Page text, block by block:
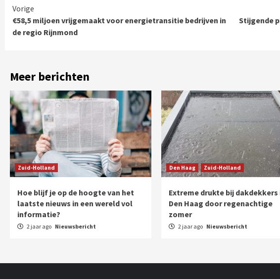
Continue
Reading
Vorige
€58,5 miljoen vrijgemaakt voor energietransitie bedrijven in
de regio Rijnmond
Stijgende
Meer berichten
Zuid-Holland
Hoe blijf je op de hoogte van het
laatste nieuws in een wereld vol
informatie?
2 jaar ago Nieuwsbericht
Den Haag Zuid-Holland
Extreme drukte bij dakdekkers
Den Haag door regenachtige
zomer
2 jaar ago Nieuwsbericht